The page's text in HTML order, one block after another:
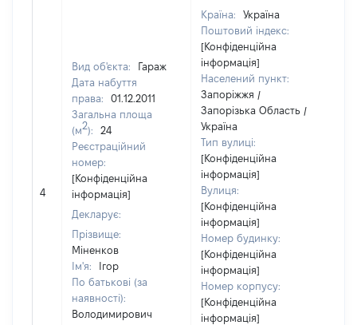
4
Вид об'єкта:
Гараж
Дата набуття
права:
01.12.2011
Загальна площа
(м2):
24
Реєстраційний
номер:
[Конфіденційна
інформація]
Декларує:
Прізвище:
Міненков
Ім'я:
Ігор
По батькові (за
наявності):
Володимирович
Країна:
Україна
Поштовий індекс:
[Конфіденційна
інформація]
Населений пункт:
Запоріжжя /
Запорізька Область /
Україна
Тип вулиці:
[Конфіденційна
інформація]
Вулиця:
[Конфіденційна
інформація]
Номер будинку:
[Конфіденційна
інформація]
Номер корпусу:
[Конфіденційна
інформація]